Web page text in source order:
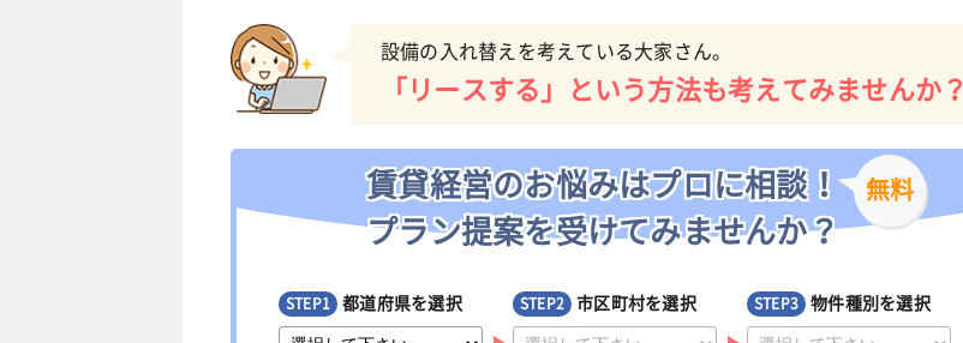
設備の入れ替えを考えている大家さん。
「リースする」という方法も考えてみませんか？
賃貸経営のお悩みはプロに相談！
プラン提案を受けてみませんか？
無料
STEP1 都道府県を選択 STEP2 市区町村を選択 STEP3 物件種別を選択